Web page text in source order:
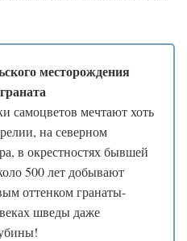
месторождения
самоцветов мечтают хоть
на северном
в окрестностях бывшей
500 лет добывают
оттенком гранаты-
шведы даже